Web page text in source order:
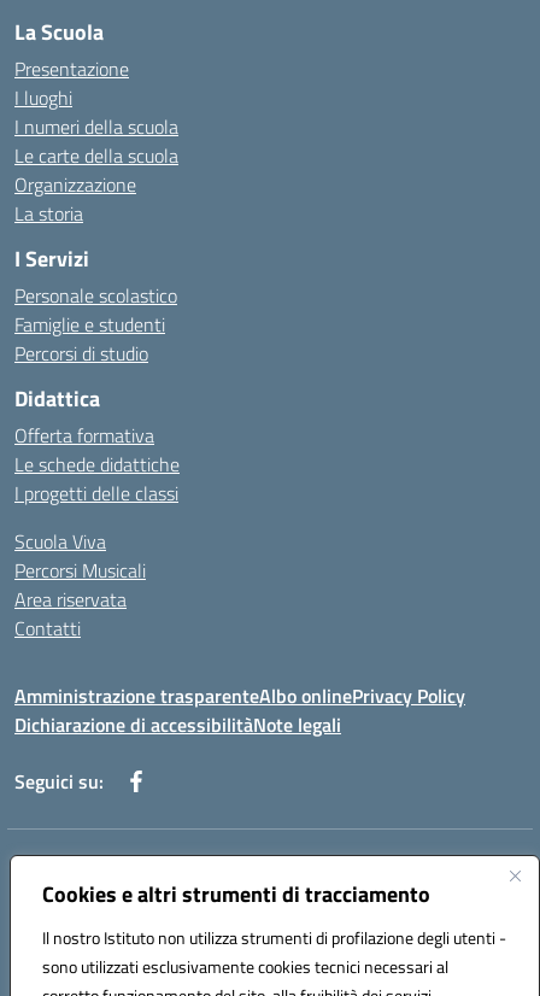
Cookies e altri strumenti di tracciamento
Il nostro Istituto non utilizza strumenti di profilazione degli utenti -
sono utilizzati esclusivamente cookies tecnici necessari al
La Scuola
Presentazione
I luoghi
I numeri della scuola
Le carte della scuola
Organizzazione
La storia
I Servizi
Personale scolastico
Famiglie e studenti
Percorsi di studio
Didattica
Offerta formativa
Le schede didattiche
I progetti delle classi
Scuola Viva
Percorsi Musicali
Area riservata
Contatti
Amministrazione trasparenteAlbo onlinePrivacy Policy
Dichiarazione di accessibilitàNote legali
Seguici su:
Indirizzo:
Centralino:089868360 Email:saic857007@istruzione.it
Codice fiscale: 80025860653
Codice meccanografico:
SAIC857007